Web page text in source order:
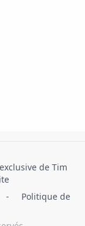
de Tim
-
Politique de